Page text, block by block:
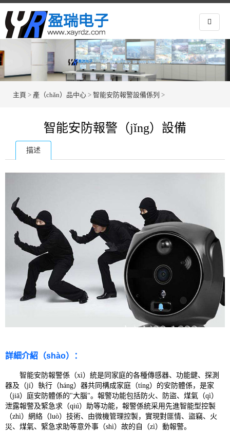
主頁 > 產（chǎn）品中心 > 智能安防報警設備係列 >
智能安防報警（jǐng）設備
描述
詳細介紹（shào）：
智能安防報警係（xì）統是同家庭的各種傳感器、功能鍵、探測
器及（jí）執行（háng）器共同構成家庭（tíng）的安防體係，是家
（jiā）庭安防體係的"大腦"。報警功能包括防火、防盜、煤氣（qì）
泄露報警及緊急求（qiú）助等功能，報警係統采用先進智能型控製
（zhì）網絡（luò）技術、由微機管理控製，實現對匪情、盜竊、火
災、煤氣、緊急求助等意外事（shì）故的自（zì）動報警。